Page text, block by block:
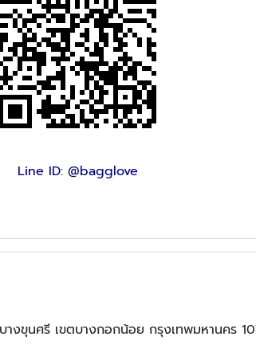
Line ID: @bagglove
ขุนศรี เขตบางกอกน้อย กรุงเทพมหานคร